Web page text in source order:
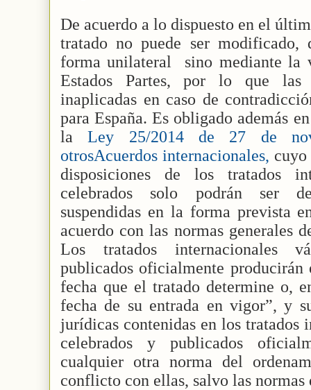
De acuerdo a lo dispuesto en el
tratado no puede ser modificado,
forma unilateral
sino mediante la
Estados Partes, por lo que las
inaplicadas en caso de
para España. Es obligado además
laLey 25/2014 de 27 de
otrosAcuerdos internacionales, cuyo
disposiciones de los tratados
celebrados solo podrán ser
suspendidas en la forma prevista
acuerdo con las normas generales
Los tratados internacionales
publicados oficialmente producirán
fecha que el tratado determine o,
fecha de su entrada en vigor”, y
jurídicas contenidas en los tratados
celebrados y publicados
cualquier otra norma del
conflicto con ellas, salvo las